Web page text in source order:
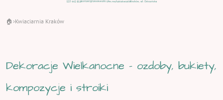
🏠 ›Kwiaciarnia Kraków
Dekoracje Wielkanocne - ozdoby, bukiety,
kompozycje i stroiki